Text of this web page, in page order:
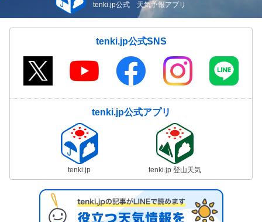
tenki.jp公式 天気予報アプリ
tenki.jp公式SNS
tenki.jp公式アプリ
tenki.jp tenki.jp 登山天気